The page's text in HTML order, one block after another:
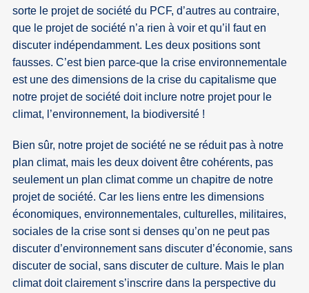
sorte le projet de société du PCF, d’autres au contraire,
que le projet de société n’a rien à voir et qu’il faut en
discuter indépendamment. Les deux positions sont
fausses. C’est bien parce-que la crise environnementale
est une des dimensions de la crise du capitalisme que
notre projet de société doit inclure notre projet pour le
climat, l’environnement, la biodiversité !
Bien sûr, notre projet de société ne se réduit pas à notre
plan climat, mais les deux doivent être cohérents, pas
seulement un plan climat comme un chapitre de notre
projet de société. Car les liens entre les dimensions
économiques, environnementales, culturelles, militaires,
sociales de la crise sont si denses qu’on ne peut pas
discuter d’environnement sans discuter d’économie, sans
discuter de social, sans discuter de culture. Mais le plan
climat doit clairement s’inscrire dans la perspective du